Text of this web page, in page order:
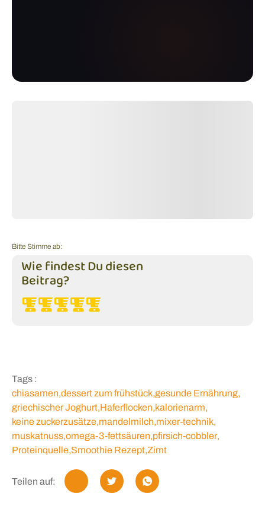
Bitte Stimme ab:
Wie findest Du diesen
Beitrag?
Tags :
chiasamen,dessert zum frühstück,gesunde Ernährung,
griechischer Joghurt,Haferflocken,kalorienarm,
keine zuckerzusätze,mandelmilch,mixer-technik,
muskatnuss,omega-3-fettsäuren,pfirsich-cobbler,
Proteinquelle,Smoothie Rezept,Zimt
Teilen auf: